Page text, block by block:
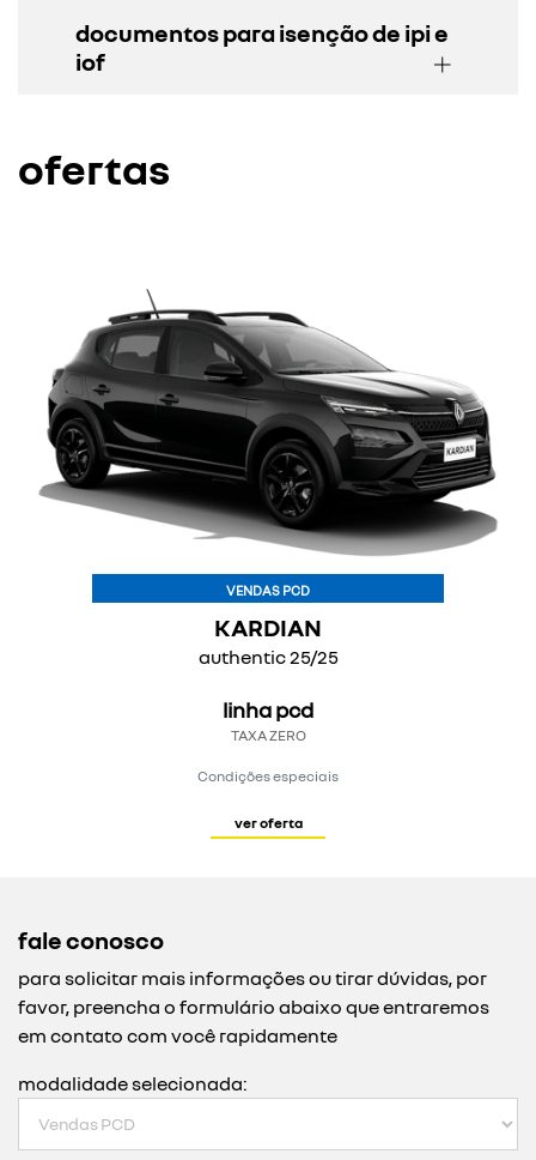
documentos para isenção de ipi e
iof
ofertas
KARDIAN
authentic 25/25
linha pcd
VENDAS PCD
TAXA ZERO
Condições especiais
ver oferta
fale conosco
para solicitar mais informações ou tirar dúvidas, por
favor, preencha o formulário abaixo que entraremos
em contato com você rapidamente
modalidade selecionada: